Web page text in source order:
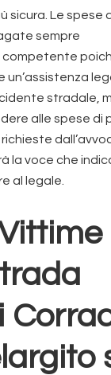
sicura. Le spese
sempre
competente
un’assistenza
stradale,
alle spese di
la voce che
al legale.